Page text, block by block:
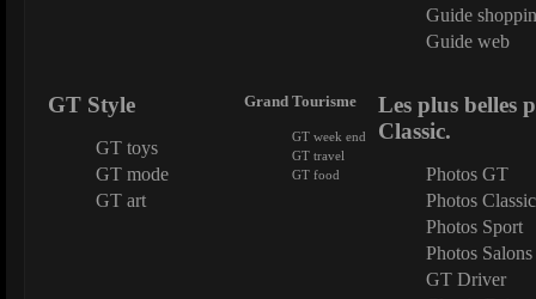
Guide
Guide web
GT Style
GT toys
GT mode
GT art
Grand Tourisme
GT week end
GT travel
GT food
Les plus belles
Classic.
Photos GT
Photos Classic
Photos Sport
Photos Salons
GT Driver